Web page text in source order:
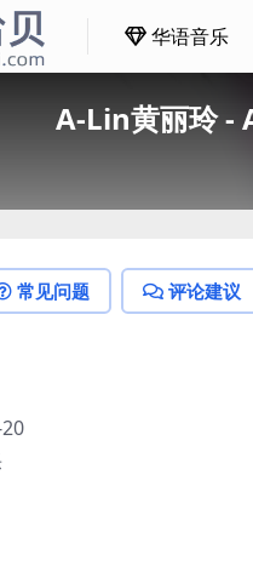
华语音乐
A-Lin黄丽玲 -
常见问题 评论建议